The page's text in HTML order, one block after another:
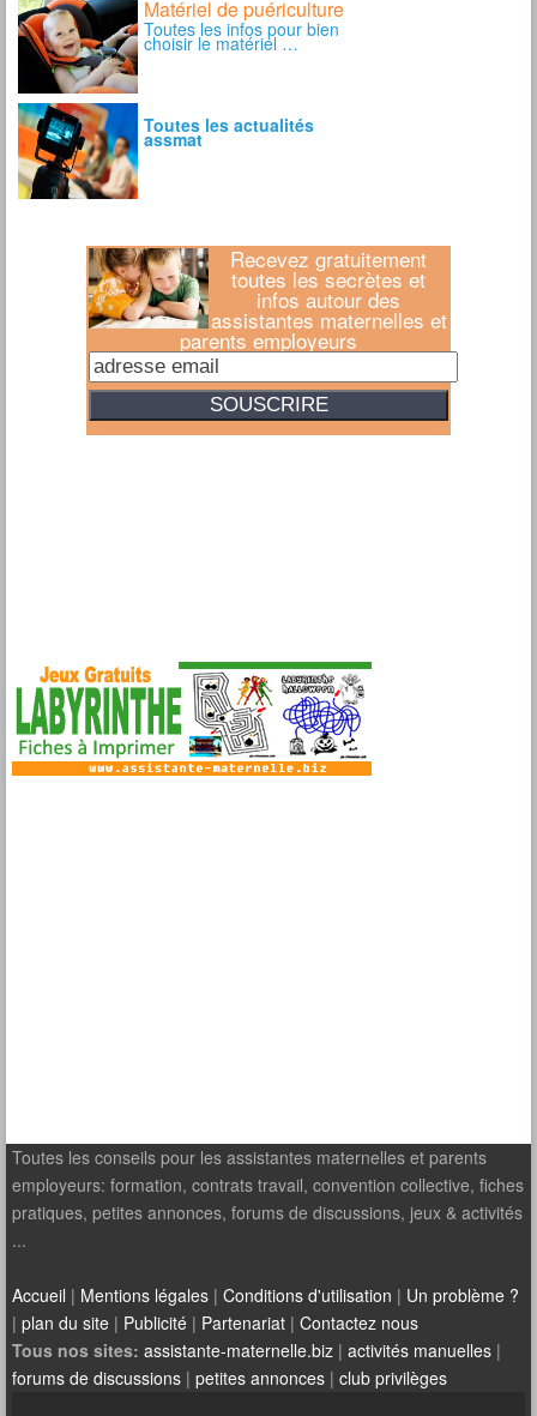
Recevez gratuitement
toutes les secrètes et
infos autour des
assistantes maternelles et
parents employeurs
Toutes les conseils pour les assistantes maternelles et parents
employeurs: formation, contrats travail, convention collective, fiches
pratiques, petites annonces, forums de discussions, jeux & activités
...
Accueil | Mentions légales | Conditions d'utilisation | Un problème ?
| plan du site | Publicité | Partenariat | Contactez nous
Tous nos sites: assistante-maternelle.biz | activités manuelles |
forums de discussions | petites annonces | club privilèges